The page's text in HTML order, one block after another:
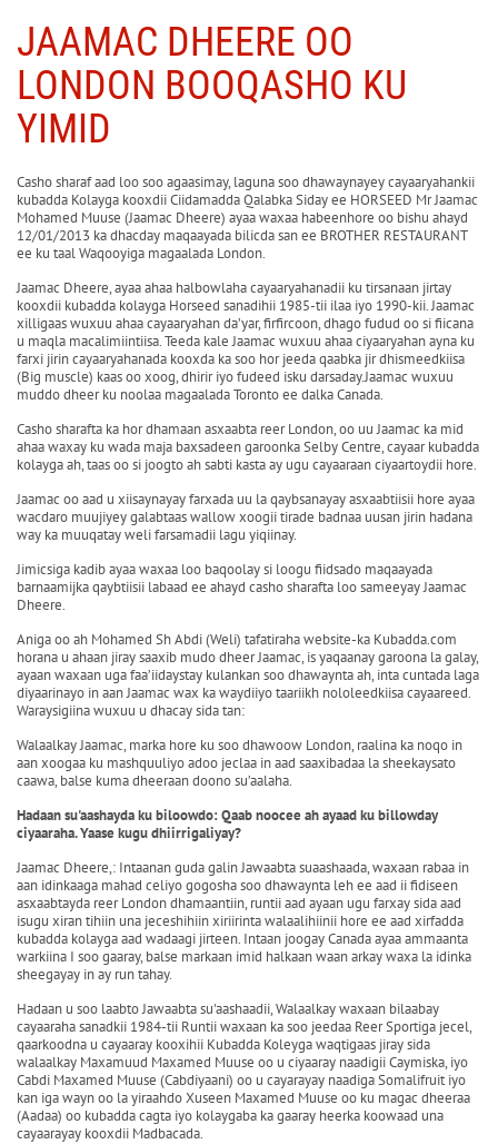
JAAMAC DHEERE OO
LONDON BOOQASHO KU
YIMID
Casho sharaf aad loo soo agaasimay, laguna soo dhawaynayey cayaaryahankii
kubadda Kolayga kooxdii Ciidamadda Qalabka Siday ee HORSEED Mr Jaamac
Mohamed Muuse (Jaamac Dheere) ayaa waxaa habeenhore oo bishu ahayd
12/01/2013 ka dhacday maqaayada bilicda san ee BROTHER RESTAURANT
ee ku taal Waqooyiga magaalada London.
Jaamac Dheere, ayaa ahaa halbowlaha cayaaryahanadii ku tirsanaan jirtay
kooxdii kubadda kolayga Horseed sanadihii 1985-tii ilaa iyo 1990-kii. Jaamac
xilligaas wuxuu ahaa cayaaryahan da’yar, firfircoon, dhago fudud oo si fiicana
u maqla macalimiintiisa. Teeda kale Jaamac wuxuu ahaa ciyaaryahan ayna ku
farxi jirin cayaaryahanada kooxda ka soo hor jeeda qaabka jir dhismeedkiisa
(Big muscle) kaas oo xoog, dhirir iyo fudeed isku darsaday.Jaamac wuxuu
muddo dheer ku noolaa magaalada Toronto ee dalka Canada.
Casho sharafta ka hor dhamaan asxaabta reer London, oo uu Jaamac ka mid
ahaa waxay ku wada maja baxsadeen garoonka Selby Centre, cayaar kubadda
kolayga ah, taas oo si joogto ah sabti kasta ay ugu cayaaraan ciyaartoydii hore.
Jaamac oo aad u xiisaynayay farxada uu la qaybsanayay asxaabtiisii hore ayaa
wacdaro muujiyey galabtaas wallow xoogii tirade badnaa uusan jirin hadana
way ka muuqatay weli farsamadii lagu yiqiinay.
Jimicsiga kadib ayaa waxaa loo baqoolay si loogu fiidsado maqaayada
barnaamijka qaybtiisii labaad ee ahayd casho sharafta loo sameeyay Jaamac
Dheere.
Aniga oo ah Mohamed Sh Abdi (Weli) tafatiraha website-ka Kubadda.com
horana u ahaan jiray saaxib mudo dheer Jaamac, is yaqaanay garoona la galay,
ayaan waxaan uga faa’iidaystay kulankan soo dhawaynta ah, inta cuntada laga
diyaarinayo in aan Jaamac wax ka waydiiyo taariikh nololeedkiisa cayaareed.
Waraysigiina wuxuu u dhacay sida tan:
Walaalkay Jaamac, marka hore ku soo dhawoow London, raalina ka noqo in
aan xoogaa ku mashquuliyo adoo jeclaa in aad saaxibadaa la sheekaysato
caawa, balse kuma dheeraan doono su’aalaha.
Hadaan su'aashayda ku biloowdo: Qaab noocee ah ayaad ku billowday
ciyaaraha. Yaase kugu dhiirrigaliyay?
Jaamac Dheere,: Intaanan guda galin Jawaabta suaashaada, waxaan rabaa in
aan idinkaaga mahad celiyo gogosha soo dhawaynta leh ee aad ii fidiseen
asxaabtayda reer London dhamaantiin, runtii aad ayaan ugu farxay sida aad
isugu xiran tihiin una jeceshihiin xiriirinta walaalihiinii hore ee aad xirfadda
kubadda kolayga aad wadaagi jirteen. Intaan joogay Canada ayaa ammaanta
warkiina I soo gaaray, balse markaan imid halkaan waan arkay waxa la idinka
sheegayay in ay run tahay.
Hadaan u soo laabto Jawaabta su'aashaadii, Walaalkay waxaan bilaabay
cayaaraha sanadkii 1984-tii Runtii waxaan ka soo jeedaa Reer Sportiga jecel,
qaarkoodna u cayaaray kooxihii Kubadda Koleyga waqtigaas jiray sida
walaalkay Maxamuud Maxamed Muuse oo u ciyaaray naadigii Caymiska, iyo
Cabdi Maxamed Muuse (Cabdiyaani) oo u cayarayay naadiga Somalifruit iyo
kan iga wayn oo la yiraahdo Xuseen Maxamed Muuse oo ku magac dheeraa
(Aadaa) oo kubadda cagta iyo kolaygaba ka gaaray heerka koowaad una
cayaarayay kooxdii Madbacada.